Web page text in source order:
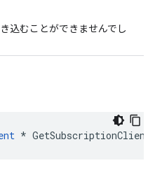
込むことができませんでし
* GetSubscriptionClient()